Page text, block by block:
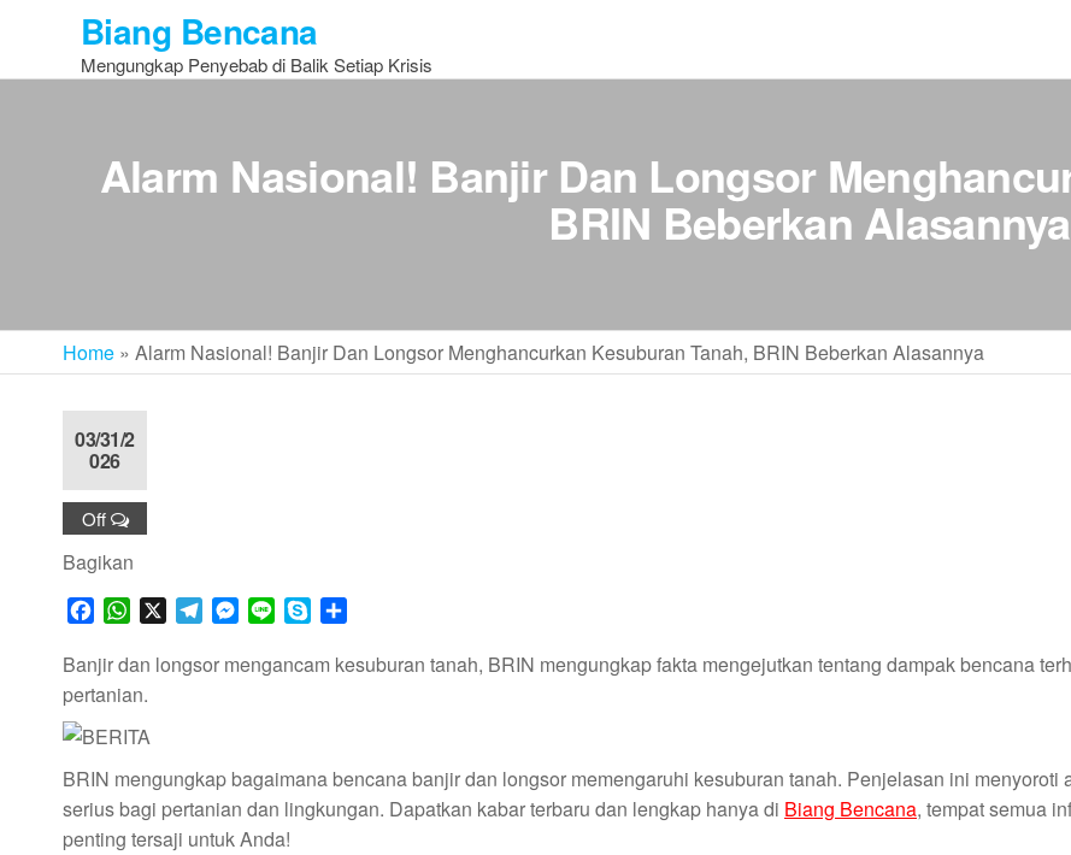
the
Biang Bencana
Mengungkap Penyebab di Balik Setiap Krisis
Alarm Nasional! Banjir Dan Longsor
BRIN Beberkan Alasannya
Home » Alarm Nasional! Banjir Dan Longsor Menghancurkan Kesuburan Tanah, BRIN Beberkan Alasannya
03/31/2
026
Off
Bagikan
c
e
o
o
k
W
a
t
A
p
p
l
a
m
M
s
g
e
r
n
y
a
Banjir dan longsor mengancam kesuburan tanah, BRIN mengungkap fakta mengejutkan tentang dampak bencana
pertanian.
BRIN mengungkap bagaimana bencana banjir dan longsor memengaruhi kesuburan tanah. Penjelasan ini menyoroti
serius bagi pertanian dan lingkungan. Dapatkan kabar terbaru dan lengkap hanya di Biang Bencana, tempat semua
penting tersaji untuk Anda!